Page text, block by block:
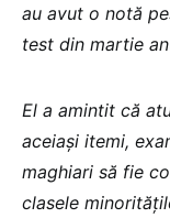
au avut o notă
test din martie
El a amintit că
aceiași itemi,
maghiari să fie
clasele